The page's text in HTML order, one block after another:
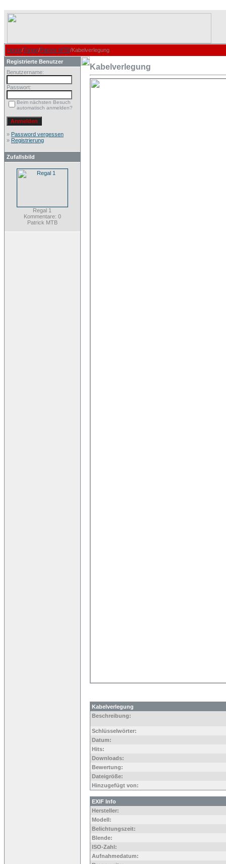
Home/Tango/Patrick MTB/Kabelverlegung
Registrierte Benutzer
Benutzername:
Passwort:
Beim nächsten Besuch
automatisch anmelden?
» Password vergessen
» Registrierung
Zufallsbild
Regal 1
Kommentare: 0
Patrick MTB
Kabelverlegung
Kabelverlegung
Beschreibung:
Schlüsselwörter:
Datum:
Hits:
Downloads:
Bewertung:
Dateigröße:
Hinzugefügt von:
EXIF Info
Hersteller:
Modell:
Belichtungszeit:
Blende:
ISO-Zahl:
Aufnahmedatum: